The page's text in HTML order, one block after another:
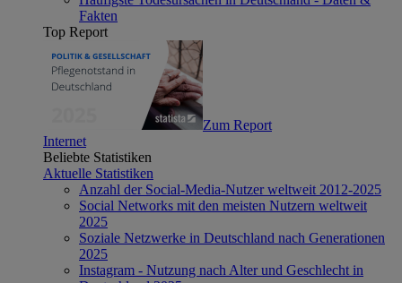
Fakten
Top Report
Zum Report
Internet
Beliebte Statistiken
Aktuelle Statistiken
Anzahl der Social-Media-Nutzer weltweit 2012-2025
Social Networks mit den meisten Nutzern weltweit
2025
Soziale Netzwerke in Deutschland nach Generationen
2025
Instagram - Nutzung nach Alter und Geschlecht in